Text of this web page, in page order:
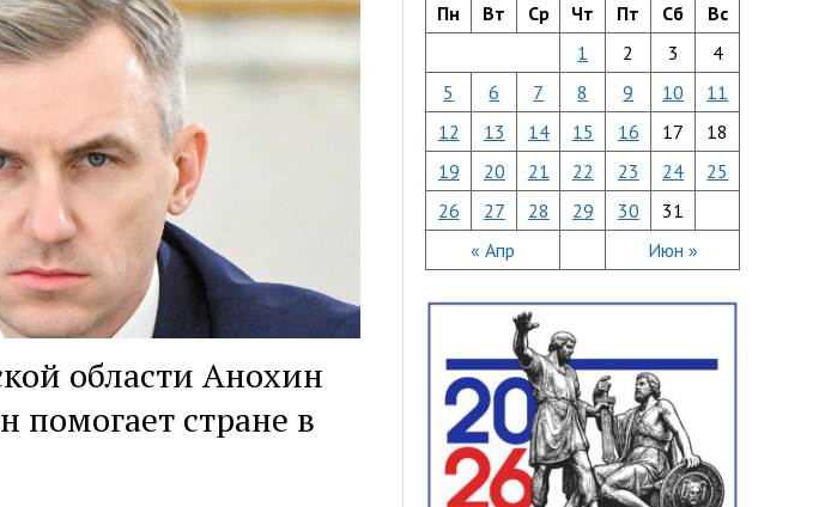
области Анохин
помогает стране в
Пн Вт Ср Чт Пт Сб Вс
« Апр Июн »
1 2 3
4
5
6 7 8 9 10
11
12
13 14 15 16 17
18
19
20 21 22 23 24
25
26
27 28 29 30 31